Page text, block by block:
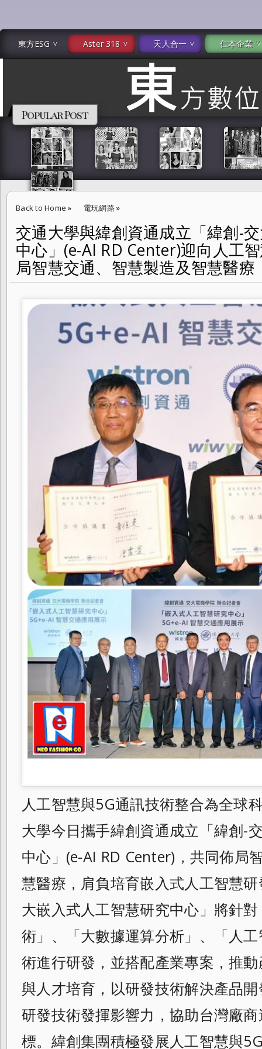
東方ESG Aster 318 天人合一 仁本企業
Popular Post
Back to Home » 電玩網路»
交通大學與緯創資通成立「緯創-交大嵌入式人工智慧研究中心」(e-AI
術產業 佈局智慧交通、智慧製造及智慧醫療
交通大學與緯創資通成立「緯創-
中心」(e-AI RD Center)迎向人工
局智慧交通、智慧製造及智慧醫療
人工智慧與5G通訊技術整合為全球
大學今日攜手緯創資通成立「緯創-
中心」(e-AI RD Center)，共同佈局
慧醫療，肩負培育嵌入式人工智慧
大嵌入式人工智慧研究中心」將針
術」、「大數據運算分析」、「人
術進行研發，並搭配產業專案，推
與人才培育，以研發技術解決產品
研發技術發揮影響力，協助台灣廠
標。緯創集團積極發展人工智慧與